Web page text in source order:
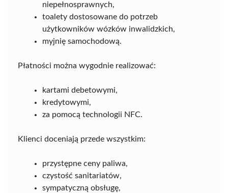
niepełnosprawnych,
toalety dostosowane do potrzeb
użytkowników wózków inwalidzkich,
myjnię samochodową.
Płatności można wygodnie realizować:
kartami debetowymi,
kredytowymi,
za pomocą technologii NFC.
Klienci doceniają przede wszystkim:
przystępne ceny paliwa,
czystość sanitariatów,
sympatyczną obsługę,